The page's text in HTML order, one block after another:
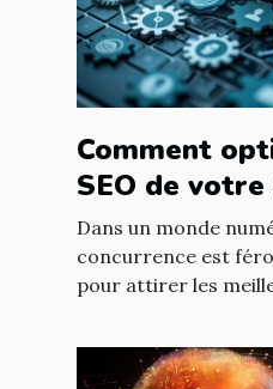
Comment
SEO de
pour attirer
talents dans
entreprise
Dans un monde
concurrence est
pour attirer les